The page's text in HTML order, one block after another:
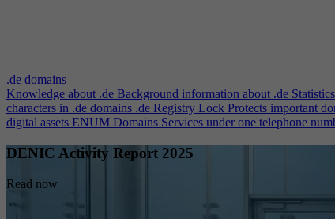
.de domains
Knowledge about .de Background information about .de
characters in .de domains .de Registry Lock Protects important
digital assets ENUM Domains Services under one telephone
DENIC Activity Report 2025
Read now